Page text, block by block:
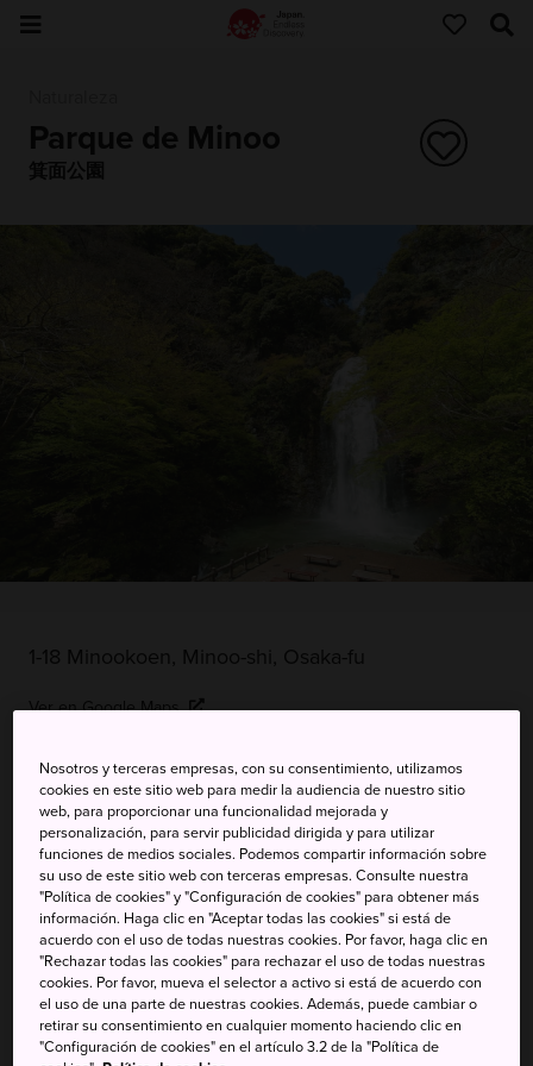
Parque de Minoo
箕面公園
1-18 Minookoen, Minoo-shi, Osaka-fu
Ver en Google Maps
PALABRAS CLAVE MAPA
Ascenso a la cascada con vistas
a las montañas
El parque de Minoo se encuentra a menos de 30 minutos
de la estación de Osaka; una subida de 3 kilómetros con
Nosotros y terceras empresas, con su consentimiento, utilizamos
cookies en este sitio web para medir la audiencia de nuestro sitio
web, para proporcionar una funcionalidad mejorada y
personalización, para servir publicidad dirigida y para utilizar
funciones de medios sociales. Podemos compartir información sobre
su uso de este sitio web con terceras empresas. Consulte nuestra
"Política de cookies" y "Configuración de cookies" para obtener más
información. Haga clic en "Aceptar todas las cookies" si está de
acuerdo con el uso de todas nuestras cookies. Por favor, haga clic en
"Rechazar todas las cookies" para rechazar el uso de todas nuestras
cookies. Por favor, mueva el selector a activo si está de acuerdo con
el uso de una parte de nuestras cookies. Además, puede cambiar o
retirar su consentimiento en cualquier momento haciendo clic en
"Configuración de cookies" en el artículo 3.2 de la "Política de